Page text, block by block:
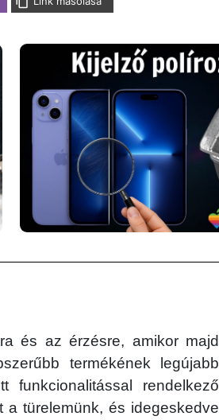
és az érzésre, amikor majd
termékének legújabb
rendelkező
türelemünk, és idegeskedve